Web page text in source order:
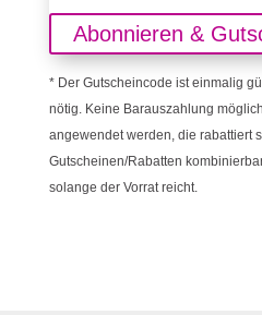
Abonnieren &
* Der Gutscheincode ist einmalig
nötig. Keine Barauszahlung
angewendet werden, die rabattiert
Gutscheinen/Rabatten
solange der Vorrat reicht.